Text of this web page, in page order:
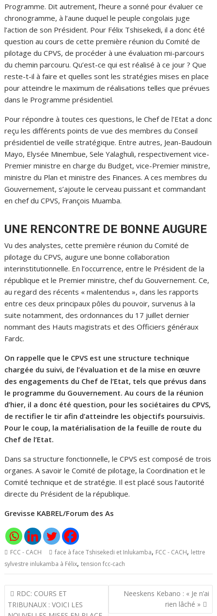
Programme. Dit autrement, l’heure a sonné pour évaluer ce
chronogramme, à l’aune duquel le peuple congolais juge
l’action de son Président. Pour Félix Tshisekedi, il a donc été
question au cours de cette première réunion du Comité de
pilotage du CPVS, de procéder à une évaluation mi-parcours
du chemin parcouru. Qu’est-ce qui est réalisé à ce jour ? Que
reste-t-il à faire et quelles sont les stratégies mises en place
pour atteindre le maximum de réalisations telles que prévues
dans le Programme présidentiel.
Pour répondre à toutes ces questions, le Chef de l’Etat a donc
reçu les différents points de vue des membres du Conseil
présidentiel de veille stratégique. Entre autres, Jean-Baudouin
Mayo, Elysée Minembue, Sele Yalaghuli, respectivement vice-
Premier ministre en charge du Budget, vice-Premier ministre,
ministre du Plan et ministre des Finances. A ces membres du
Gouvernement, s’ajoute le cerveau puissant et commandant
en chef du CPVS, François Muamba.
UNE RENCONTRE DE BONNE AUGURE
Vu des analystes, cette première réunion du Comité de
pilotage du CPVS, augure une bonne collaboration
interinstitutionnelle. En l’occurrence, entre le Président de la
république et le Premier ministre, chef du Gouvernement. Ce,
au regard des récents « malentendus », dans les rapports
entre ces deux principaux pôles du pouvoir, survenus à la
suite notamment, des ordonnances du 17 juillet dernier
nommant des Hauts magistrats et des Officiers généraux
Fardc.
On rappelle que le CPVS est une structure technique
chargée du suivi, de l’évaluation et de la mise en œuvre
des engagements du Chef de l’Etat, tels que prévus dans
le programme du Gouvernement. Au cours de la réunion
d’hier, il a donc été question, pour les sociétaires du CPVS,
de rectifier le tir afin d’atteindre les objectifs poursuivis.
Pour le coup, la matérialisation de la feuille de route du
Chef de l’Etat.
Dans sa structure fonctionnelle, le CPVS est composé de trois
organes. A savoir le Comité de pilotage, la Coordination et le
Comité technique et de stratégie. Il est placé sous l’autorité
directe du Président de la république.
Grevisse KABREL/Forum des As
FCC - CACH face à face Tshisekedi et Inlukamba, FCC - CACH, lettre
sylvestre inlukamba à Félix,tension fcc-cach
Navigation
de
RDC: COURS ET
TRIBUNAUX : VOICI LES
Neeskens Kebano : « Je n’ai
rien lâché »